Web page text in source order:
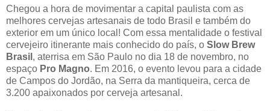
Chegou a hora de movimentar a capital paulista com as
melhores cervejas artesanais de todo Brasil e também do
exterior em um único local! Com essa mentalidade o festival
cervejeiro itinerante mais conhecido do país, o Slow Brew
Brasil , aterrisa em São Paulo no dia 18 de novembro, no
espaço Pro Magno. Em 2016, o evento levou para a cidade
de Campos do Jordão, na Serra da mantiqueira, cerca de
3.200 apaixonados por cerveja artesanal.